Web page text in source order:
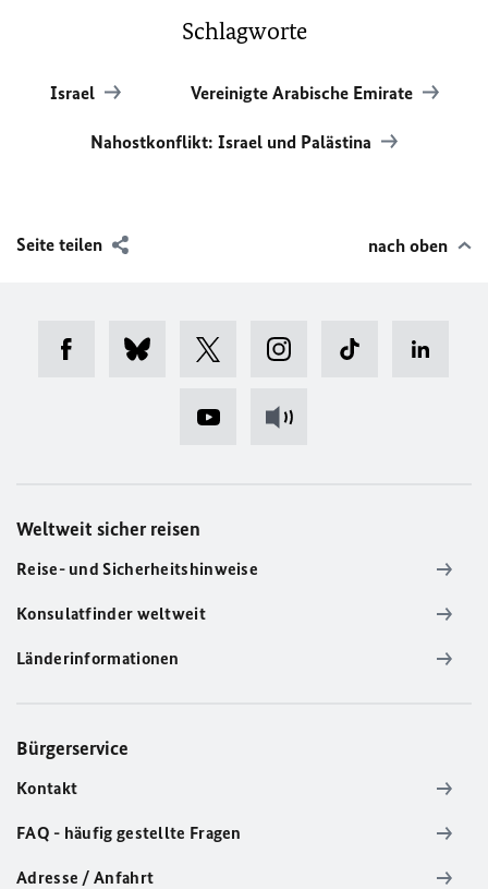
Schlagworte
Israel Vereinigte Arabische Emirate
Nahostkonflikt: Israel und Palästina
Seite teilen nach oben
Weltweit sicher reisen
Reise- und Sicherheitshinweise
Konsulatfinder weltweit
Länderinformationen
Bürgerservice
Kontakt
FAQ - häufig gestellte Fragen
Adresse / Anfahrt